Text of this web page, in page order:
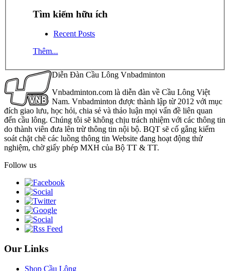
Tìm kiếm hữu ích
Recent Posts
Thêm...
Diễn Đàn Cầu Lông Vnbadminton
Vnbadminton.com là diễn đàn về Cầu Lông Việt
Nam. Vnbadminton được thành lập từ 2012 với mục
đích giao lưu, học hỏi, chia sẻ và thảo luận mọi vấn đề liên quan
đến cầu lông. Chúng tôi sẽ không chịu trách nhiệm với các thông tin
do thành viên đưa lên trừ thông tin nội bộ. BQT sẽ cố gắng kiểm
soát chặt chẽ các luồng thông tin Website đang hoạt động thử
nghiệm, chờ giấy phép MXH của Bộ TT & TT.
Follow us
Our Links
Shop Cầu Lông